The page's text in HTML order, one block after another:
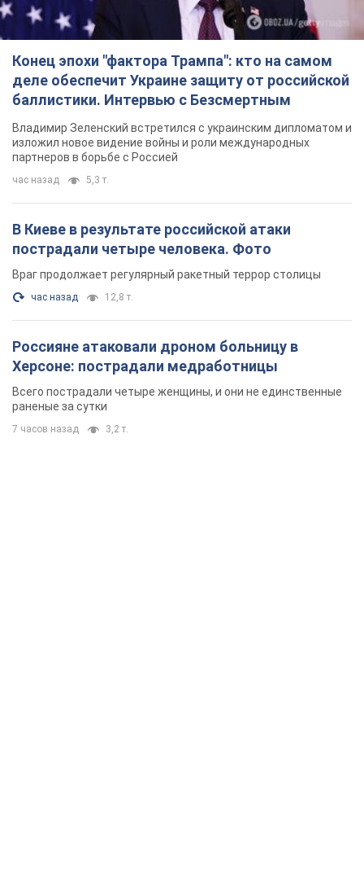
Конец эпохи "фактора Трампа": кто на самом
деле обеспечит Украине защиту от российской
баллистики. Интервью с Безсмертным
Владимир Зеленский встретился с украинским дипломатом и
изложил новое видение войны и роли международных
партнеров в борьбе с Россией
час назад 5,3 т.
В Киеве в результате российской атаки
пострадали четыре человека. Фото
Враг продолжает регулярный ракетный террор столицы
час назад 12,8 т.
Россияне атаковали дроном больницу в
Херсоне: пострадали медработницы
Всего пострадали четыре женщины, и они не единственные
раненые за сутки
7 часов назад 3,2 т.